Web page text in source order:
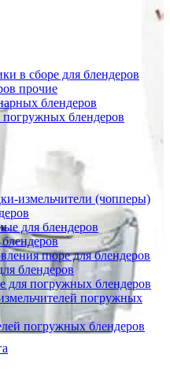
в сборе для блендеров
прочие
блендеров
блендеров
измельчители (чопперы)
для блендеров
пюре для блендеров
блендеров
для погружных блендеров
погружных
погружных блендеров